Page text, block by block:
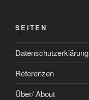
SEITEN
Datenschutzerklärung
Referenzen
Über/ About